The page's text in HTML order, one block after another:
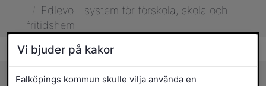
Edlevo - system för förskola, skola och
fritidshem
Sidans innehåll
Vi bjuder på kakor
Falköpings kommun skulle vilja använda en